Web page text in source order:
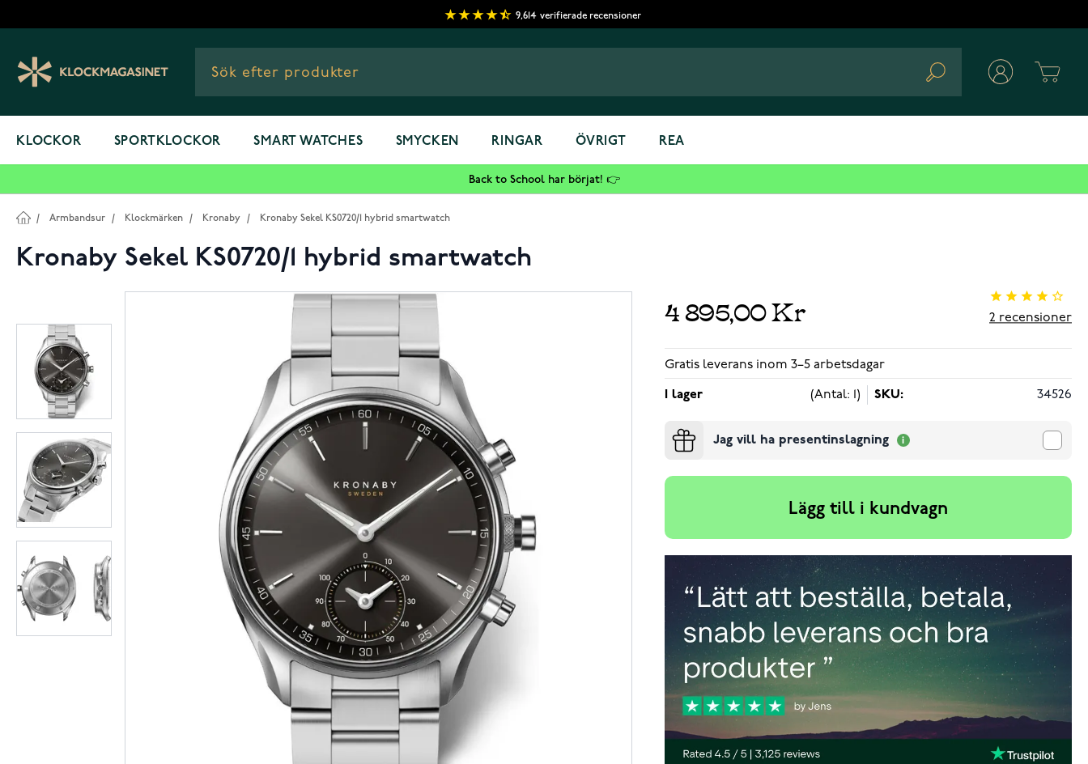
9,614 verifierade recensioner
Search
KLOCKOR SPORTKLOCKOR SMART WATCHES SMYCKEN RINGAR ÖVRIGT REA
Back to School har börjat! 👉
/ Armbandsur / Klockmärken / Kronaby / Kronaby Sekel KS0720/1 hybrid smartwatch
Kronaby Sekel KS0720/1 hybrid smartwatch
4 895,00 Kr 2 recensioner
Gratis leverans inom 3–5 arbetsdagar
I lager (Antal: 1) SKU: 34526
Jag vill ha presentinslagning
Lägg till i kundvagn